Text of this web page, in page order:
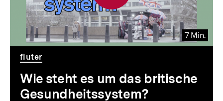
7 Min.
Video
Dauer
7
Min.
fluter
Wie steht es um das britische
Gesundheitssystem?